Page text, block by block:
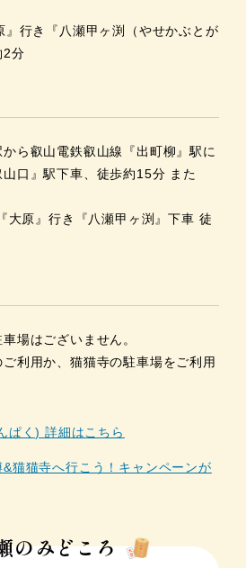
行き『八瀬甲ヶ渕（やせかぶとが
2分
ら叡山電鉄叡山線『出町柳』駅に
口』駅下車、徒歩約15分 また
大原』行き『八瀬甲ヶ渕』下車 徒
場はございません。
利用か、猫猫寺の駐車場をご利用
ぱく) 詳細はこちら
猫猫寺へ行こう！キャンペーンが
のみどころ